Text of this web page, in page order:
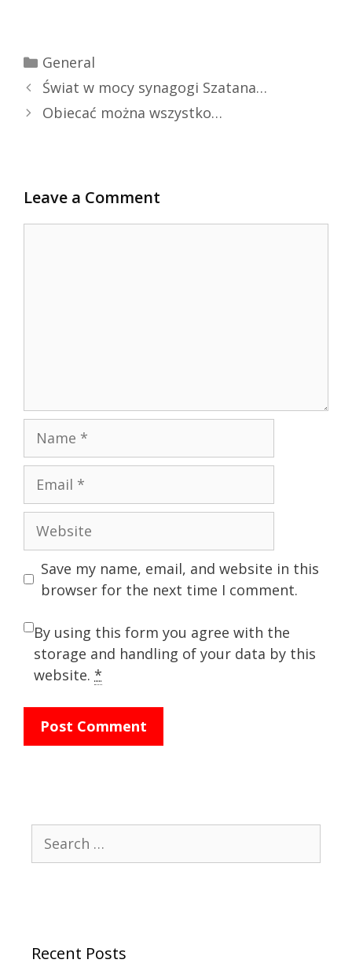
Categories
General
Świat w mocy synagogi Szatana…
Obiecać można wszystko…
Leave a Comment
Website
Save my name, email, and website in this
browser for the next time I comment.
By using this form you agree with the
storage and handling of your data by this
website. *
for:
Recent Posts